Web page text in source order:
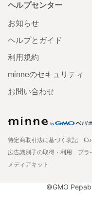
ヘルプセンター
お知らせ
ヘルプとガイド
利用規約
minneのセキュリティ
お問い合わせ
特定商取引法に基づく表記
広告識別子の取得・利用
プラ
メディアキット
©GMO